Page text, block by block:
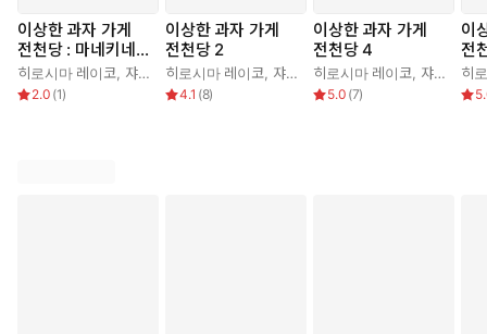
이상한 과자 가게
전천당 : 마네키네
코 도감
히로시마 레이코, 쟈쟈 김정화
2.0 (1)
이상한 과자 가게
전천당 2
히로시마 레이코, 쟈쟈 김정화
4.1 (8)
이상한 과자 가게
전천당 4
히로시마 레이코, 쟈쟈 김
5.0 (7)
이
전
히